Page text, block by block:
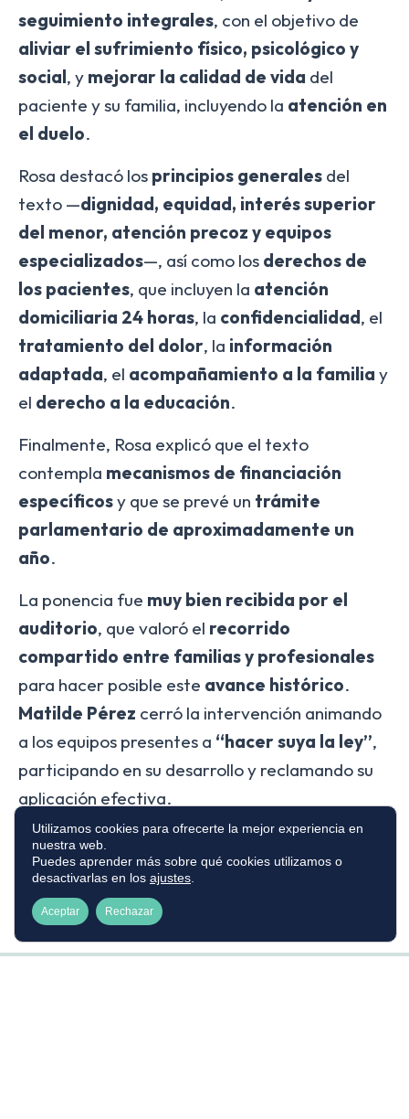
seguimiento integrales, con el objetivo de
aliviar el sufrimiento físico, psicológico y
social, y mejorar la calidad de vida del
paciente y su familia, incluyendo la atención en
el duelo.
Rosa destacó los principios generales del
texto —dignidad, equidad, interés superior
del menor, atención precoz y equipos
especializados—, así como los derechos de
los pacientes, que incluyen la atención
domiciliaria 24 horas, la confidencialidad, el
tratamiento del dolor, la información
adaptada, el acompañamiento a la familia y
el derecho a la educación.
Finalmente, Rosa explicó que el texto
contempla mecanismos de financiación
específicosy que se prevé un trámite
parlamentario de aproximadamente un
año.
La ponencia fue muy bien recibida por el
auditorio, que valoró el recorrido
compartido entre familias y profesionales
para hacer posible este avance histórico.
Matilde Pérez cerró la intervención animando
a los equipos presentes a “hacer suya la ley”,
participando en su desarrollo y reclamando su
aplicación efectiva.
Compartir noticia:
Utilizamos cookies para ofrecerte la mejor experiencia en
nuestra web.
Puedes aprender más sobre qué cookies utilizamos o
desactivarlas en los ajustes
Aceptar Rechazar